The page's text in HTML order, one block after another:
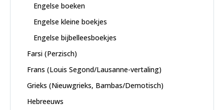
Engelse boeken
Engelse kleine boekjes
Engelse bijbelleesboekjes
Farsi (Perzisch)
Frans (Louis Segond/Lausanne-vertaling)
Grieks (Nieuwgrieks, Bambas/Demotisch)
Hebreeuws